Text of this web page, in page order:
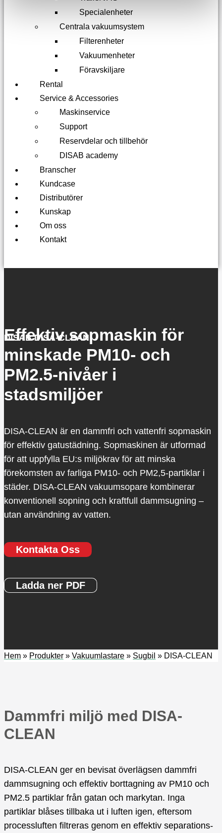
Specialenheter
Centrala vakuumsystem
Filterenheter
Vakuumenheter
Föravskiljare
Rental
Service & Accessories
Maskinservice
Support
Reservdelar och tillbehör
DISAB academy
Branscher
Kundcase
Distributörer
Kunskap
Om oss
Kontakt
DISAB DISA-CLEAN
Effektiv sopmaskin för
minskade PM10- och
PM2.5-nivåer i
stadsmiljöer
DISA-CLEAN är en dammfri och vattenfri sopmaskin
för effektiv gatustädning. Sopmaskinen är utformad
för att uppfylla EU:s miljökrav för att minska
förekomsten av farliga PM10- och PM2,5-partiklar i
städer. DISA-CLEAN vakuumsopare kombinerar
konventionell sopning och kraftfull dammsugning –
utan användning av vatten.
Kontakta Oss
Ladda ner PDF
Hem » Produkter » Vakuumlastare » Sugbil » DISA-CLEAN
Dammfri miljö med DISA-
CLEAN
DISA-CLEAN ger en bevisat överlägsen dammfri
dammsugning och effektiv borttagning av PM10 och
PM2.5 partiklar från gatan och markytan. Inga
partiklar blåses tillbaka ut i luften igen, eftersom
processluften filtreras genom en effektiv separations-